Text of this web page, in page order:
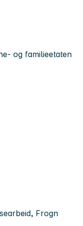
og familieetaten
Frogn